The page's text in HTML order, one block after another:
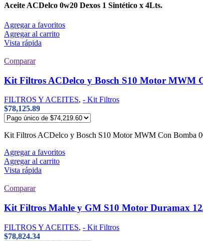
Aceite ACDelco 0w20 Dexos 1 Sintético x 4Lts.
Agregar a favoritos
Agregar al carrito
Vista rápida
Comparar
Kit Filtros ACDelco y Bosch S10 Motor MWM
FILTROS Y ACEITES, - Kit Filtros
$78,125.89
Kit Filtros ACDelco y Bosch S10 Motor MWM Con Bomba
Agregar a favoritos
Agregar al carrito
Vista rápida
Comparar
Kit Filtros Mahle y GM S10 Motor Duramax
FILTROS Y ACEITES, - Kit Filtros
$78,824.34